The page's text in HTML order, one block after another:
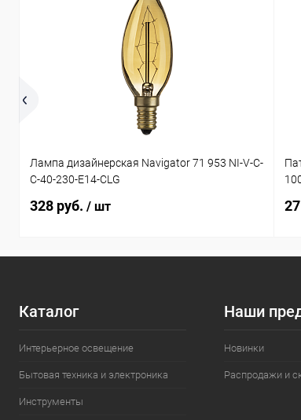
Лампа дизайнерская Navigator 71 953 NI-V-C-
C-40-230-E14-CLG
328 руб. / шт
Каталог
Интерьерное освещение
Бытовая техника и электроника
Инструменты
Наши
Новинки
Распродажи и